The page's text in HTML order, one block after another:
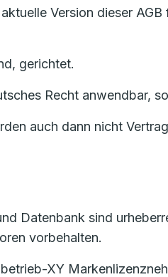
Version dieser
gerichtet.
Recht anwendbar,
auch dann nicht
Datenbank sind
vorbehalten.
XY